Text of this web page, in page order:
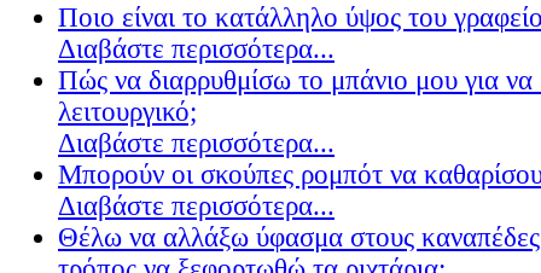
Ποιο είναι το κατάλληλο ύψος του
Διαβάστε περισσότερα...
Πώς να διαρρυθμίσω το μπάνιο μου για να
λειτουργικό;
Διαβάστε περισσότερα...
Μπορούν οι σκούπες ρομπότ να
Διαβάστε περισσότερα...
Θέλω να αλλάξω ύφασμα στους